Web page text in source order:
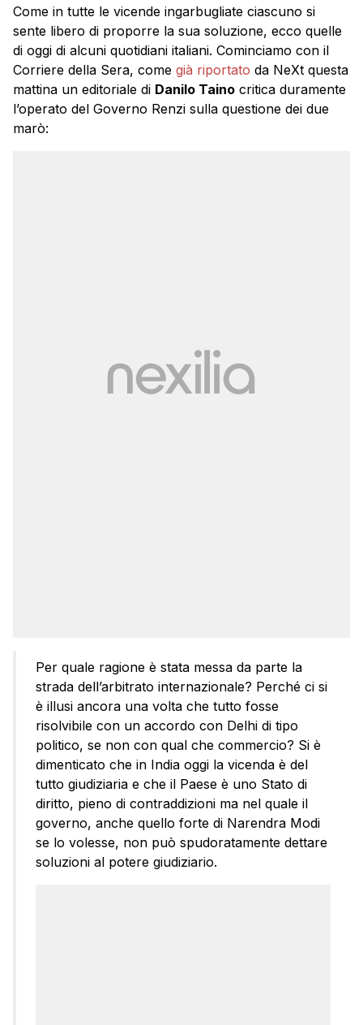
Come in tutte le vicende ingarbugliate ciascuno si
sente libero di proporre la sua soluzione, ecco quelle
di oggi di alcuni quotidiani italiani. Cominciamo con il
Corriere della Sera, come già riportato da NeXt questa
mattina un editoriale di Danilo Taino critica duramente
l’operato del Governo Renzi sulla questione dei due
marò:
Per quale ragione è stata messa da parte la
strada dell’arbitrato internazionale? Perché ci si
è illusi ancora una volta che tutto fosse
risolvibile con un accordo con Delhi di tipo
politico, se non con qual che commercio? Si è
dimenticato che in India oggi la vicenda è del
tutto giudiziaria e che il Paese è uno Stato di
diritto, pieno di contraddizioni ma nel quale il
governo, anche quello forte di Narendra Modi
se lo volesse, non può spudoratamente dettare
soluzioni al potere giudiziario.